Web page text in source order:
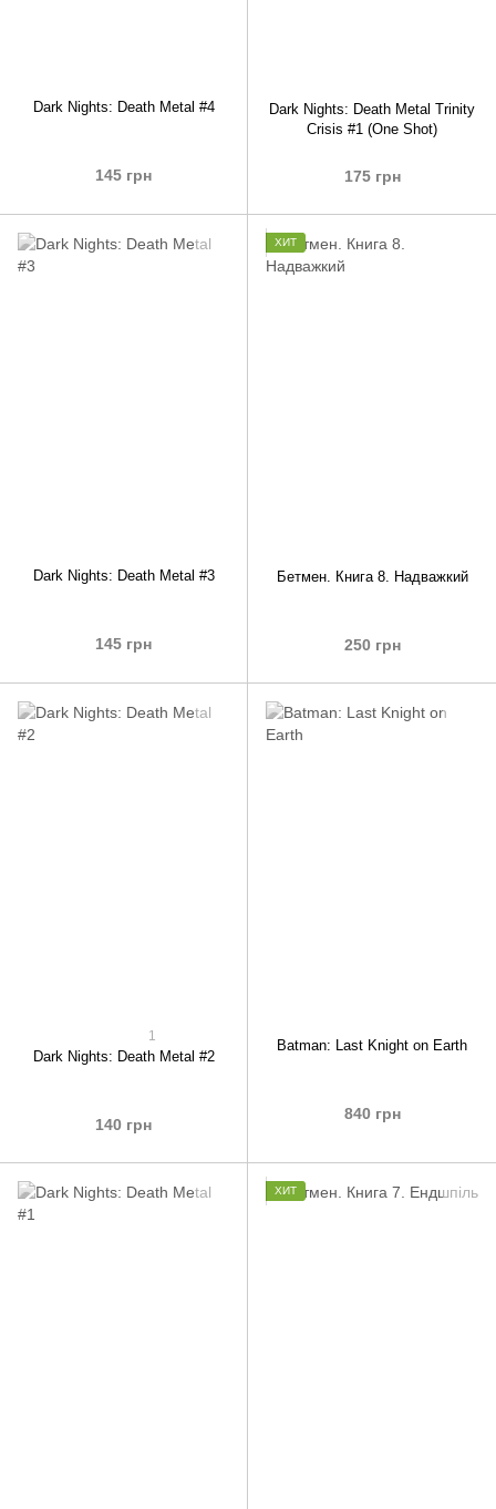
Dark Nights: Death Metal #4
145 грн
Dark Nights: Death Metal Trinity
Crisis #1 (One Shot)
175 грн
Dark Nights: Death Metal #3
145 грн
ХИТ
Бетмен. Книга 8. Надважкий
250 грн
1
Dark Nights: Death Metal #2
140 грн
Batman: Last Knight on Earth
840 грн
ХИТ